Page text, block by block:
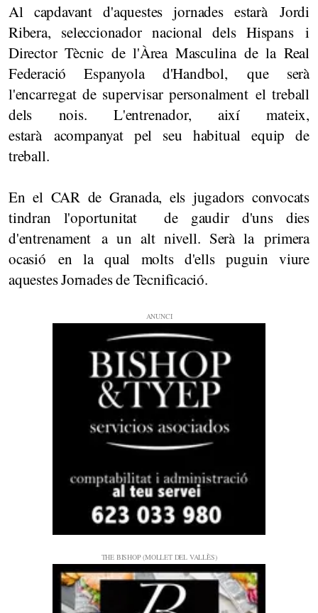
Al capdavant d'aquestes jornades estarà Jordi
Ribera, seleccionador nacional dels Hispans i
Director Tècnic de l'Àrea Masculina de la Real
Federació Espanyola d'Handbol, que serà
l'encarregat de supervisar personalment el treball
dels nois. L'entrenador, així mateix,
estarà acompanyat pel seu habitual equip de
treball.
En el CAR de Granada, els jugadors convocats
tindran l'oportunitat de gaudir d'uns dies
d'entrenament a un alt nivell. Serà la primera
ocasió en la qual molts d'ells puguin viure
aquestes Jornades de Tecnificació.